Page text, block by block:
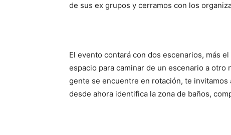
de sus ex grupos y cerramos con los
El evento contará con dos escenarios, más
espacio para caminar de un escenario a
gente se encuentre en rotación, te
desde ahora identifica la zona de baños,